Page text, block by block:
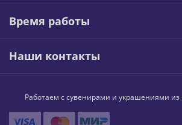
Время работы
Наши контакты
Работаем с сувенирами и украшениями из